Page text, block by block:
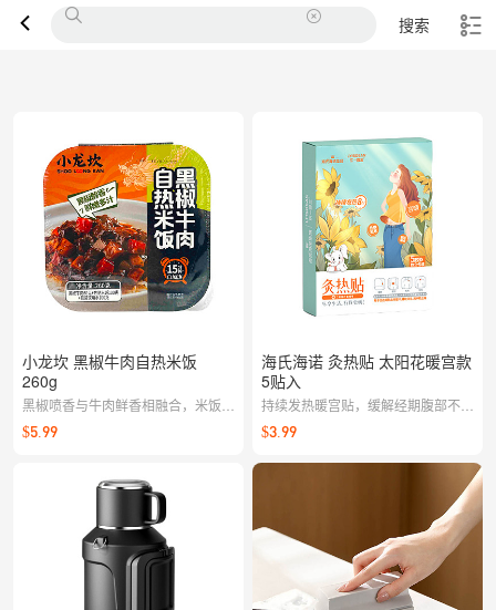
搜索
小龙坎 黑椒牛肉自热米饭
260g
黑椒喷香与牛肉鲜香相融合，米饭松
软粒粒分明，自热设计省时省心，无
论办公室还是出行路上，都能轻松享
$5.99
海氏海诺 灸热贴 太阳花暖宫款
5贴入
持续发热暖宫贴，缓解经期腹部不
适，适合女性体寒调理
$3.99